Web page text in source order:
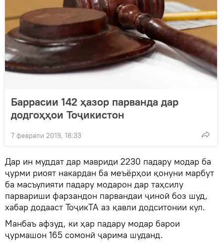
Баррасии 142 ҳазор парванда дар
додгоҳҳои Тоҷикистон
7 феврали 2019, 18:33
Дар ин муддат дар мавриди 2230 падару модар ба
ҷурми риоят накардан ба меъёрҳои қонуни марбут
ба масъулияти падару модарон дар таҳсилу
парвариши фарзандон парвандаи ҷиноӣ боз шуд,
хабар додааст ТоҷикТА аз қавли додситонии кул.
Манбаъ афзуд, ки ҳар падару модар барои
ҷурмашон 165 сомонӣ ҷарима шуданд.